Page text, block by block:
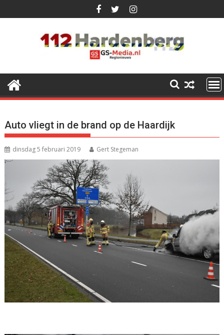
naar
Auto vliegt in de brand op de Haardijk
dinsdag 5 februari 2019 Gert Stegeman